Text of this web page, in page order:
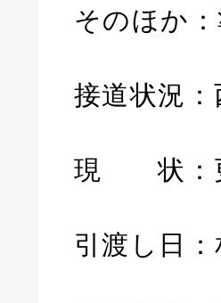
そのほか
接道状況
現 状：
引渡し日：